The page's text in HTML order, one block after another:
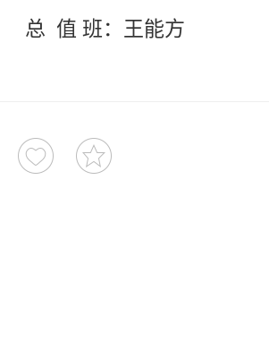
总 值 班：王能方